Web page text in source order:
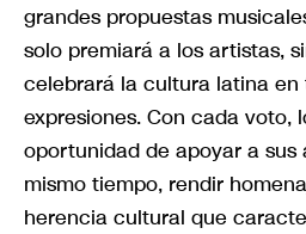
grandes propuestas
solo premiará a los artistas,
celebrará la cultura latina en
expresiones. Con cada voto,
oportunidad de apoyar a sus
mismo tiempo, rendir
herencia cultural que